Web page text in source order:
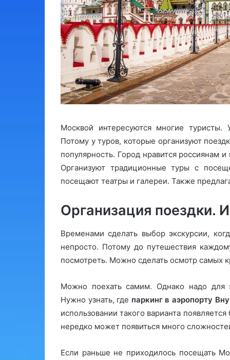
Москвой интересуются многие туристы.
Потому у туров, которые организуют
популярность. Город нравится россиянам
Организуют традиционные туры с
посещают театры и галереи. Также
Организация поездки.
Временами сделать выбор экскурсии,
непросто. Потому до путешествия
посмотреть. Можно сделать осмотр самых
Можно поехать самим. Однако надо для
Нужно узнать, где паркинг в аэропорту
использовании такого варианта
нередко может появиться много
Если раньше не приходилось посещать